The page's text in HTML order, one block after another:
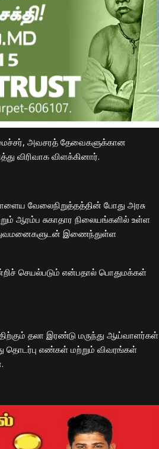
அவசரத் தேவைகளுக்கான
விரிவாக விளக்கினார்.
வேலைநிறுத்தத்தின் போது அரசு
ஆரம்ப சுகாதார நிலையங்களில் உள்ள
இணைந்துள்ள
செயல்படும் என்பதால் பொதுமக்கள்
தலா இரண்டு மருந்து ஆய்வாளர்கள்
தொடர்பு எண்கள் மற்றும் விவரங்கள்